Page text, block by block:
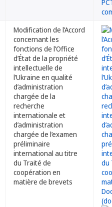
Modification de l’Accord
concernant les
fonctions de l’Office
d’État de la propriété
intellectuelle de
l’Ukraine en qualité
d’administration
chargée de la
recherche
internationale et
d’administration
chargée de l’examen
préliminaire
international au titre
du Traité de
coopération en
matière de brevets